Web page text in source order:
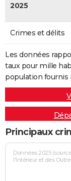
2025
Crimes et délits
Les données
taux pour mille
population fournis
Principaux
Données 2025
l'Intérieur et des